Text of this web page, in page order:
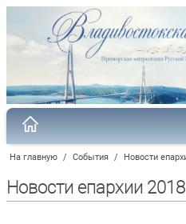
На главную / События / Новости
Новости епархии 2018